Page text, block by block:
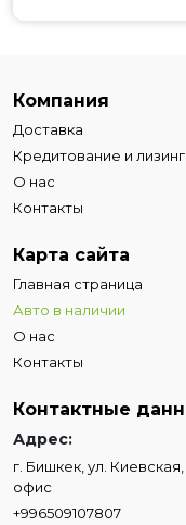
Компания
Доставка
Кредитование и лизинг
О нас
Контакты
Карта сайта
Главная страница
Авто в наличии
О нас
Контакты
Контактные
Адрес:
г. Бишкек, ул.
офис
+996509107807